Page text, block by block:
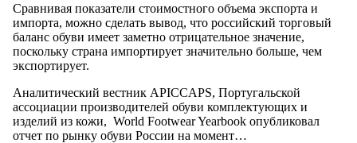
Сравнивая показатели стоимостного объема экспорта и
импорта, можно сделать вывод, что российский торговый
баланс обуви имеет заметно отрицательное значение,
поскольку страна импортирует значительно больше, чем
экспортирует.
Аналитический вестник APICCAPS, Португальской
ассоциации производителей обуви комплектующих и
изделий из кожи, World Footwear Yearbook опубликовал
отчет по рынку обуви России на момент…